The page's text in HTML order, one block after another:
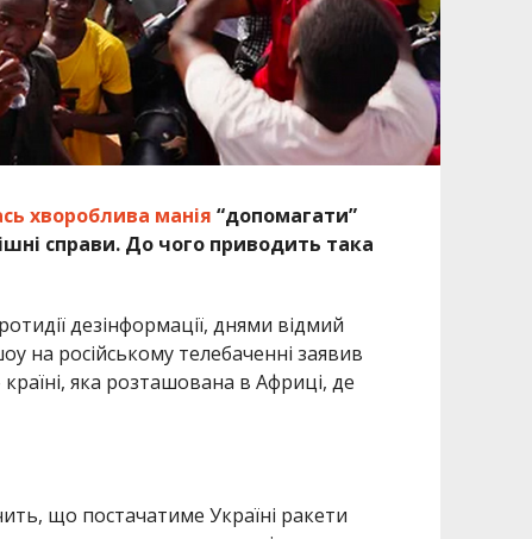
хвороблива манія “допомагати”
справи. До чого приводить така
дезінформації, днями відмий
на російському телебаченні заявив
яка розташована в Африці, де
що постачатиме Україні ракети